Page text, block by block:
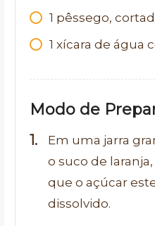
1 pêssego,
1 xícara de água
Modo de
Em uma jarra
o suco de
que o açúcar
dissolvido.